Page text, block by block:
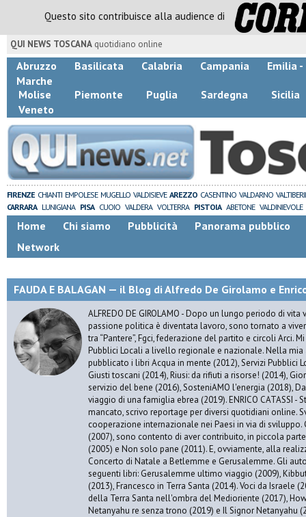
Questo sito contribuisce alla audience di
QUI NEWS TOSCANA quotidiano online
Abruzzo Basilicata Calabria Campania
Emilia -
Marche
Molise
Piemonte Puglia Sardegna
Sicilia
Veneto
FIRENZE CHIANTI EMPOLESE MUGELLO VALDISIEVE AREZZO CASENTINO VALDARNO
CARRARA LUNIGIANA PISA CUOIO VALDERA VOLTERRA PISTOIA ABETONE VALDINIEVOLE
Home Chi siamo Pubblicità
Panorama pubblico
Network
FAUDA E BALAGAN — il Blog di Alfredo De Girolamo e
ALFREDO DE GIROLAMO - Dopo un lungo periodo di
passione politica è diventata lavoro, sono tornato a
tra “Pantere”, Fgci, federazione del partito e circoli Arci.
Pubblici Locali a livello regionale e nazionale. Nella
pubblicato i libri Acqua in mente (2012), Servizi Pubblici
Giusti toscani (2014), Riusi: da rifiuti a risorse! (2014),
servizio del bene (2016), SosteniAMO l'energia (2018),
viaggio di una famiglia ebrea (2019). ENRICO CATASSI -
mancato, scrivo reportage per diversi quotidiani online.
cooperazione internazionale nei Paesi in via di
(2007), sono contento di aver contribuito, in piccola
(2005) e Non solo pane (2011). E, ovviamente, alla
Concerto di Natale a Betlemme e Gerusalemme. Gli
seguenti libri: Gerusalemme ultimo viaggio (2009),
(2013), Francesco in Terra Santa (2014). Voci da Israele
della Terra Santa nell'ombra del Medioriente (2017),
Netanyahu re senza trono (2019) e Il Signor Netanyahu